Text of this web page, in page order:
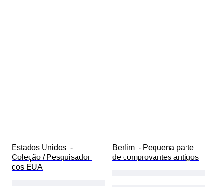
Estados Unidos  -
Coleção / Pesquisador
dos EUA
Berlim  - Pequena parte
de comprovantes antigos